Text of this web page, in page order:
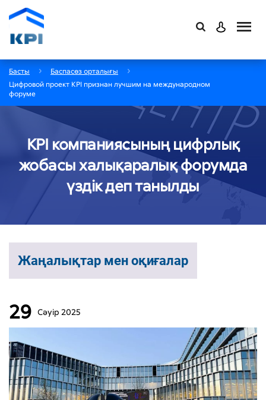
Басты
Баспасөз орталығы
Цифровой проект KPI признан лучшим на международном
форуме
KPI компаниясының цифрлық
жобасы халықаралық форумда
үздік деп танылды
Жаңалықтар мен оқиғалар
29 Сәуір 2025